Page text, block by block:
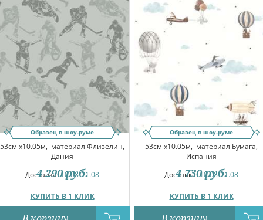
Образец в шоу-руме
53см x10.05м, материал Флизелин,
Дания
Доставка:10.08-11.08
КУПИТЬ В 1 КЛИК
4 290 руб.
Образец в шоу-руме
53см x10.05м, материал Бумага,
Испания
Доставка:10.08-11.08
КУПИТЬ В 1 КЛИК
4 730 руб.